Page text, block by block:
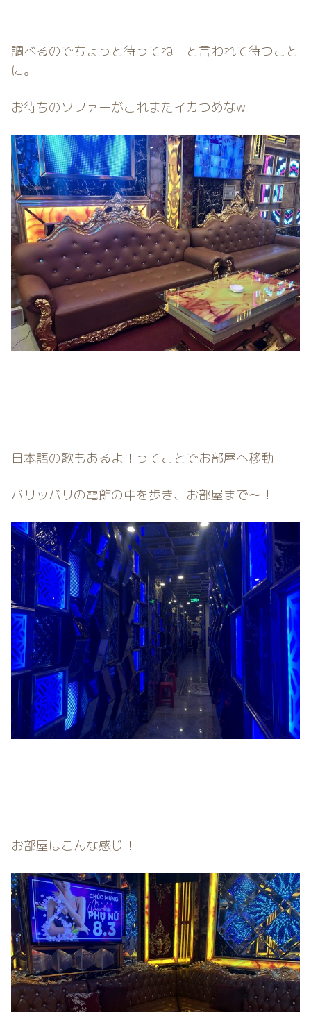
調べるのでちょっと待ってね！と言われて待つこと
に。
お待ちのソファーがこれまたイカつめなw
日本語の歌もあるよ！ってことでお部屋へ移動！
バリッバリの電飾の中を歩き、お部屋まで〜！
お部屋はこんな感じ！